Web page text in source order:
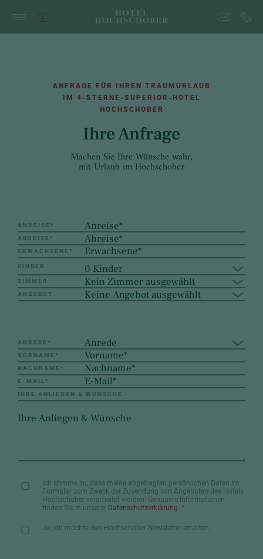
ANFRAGE FÜR IHREN TRAUMURLAUB
IM 4-STERNE-SUPERIOR-HOTEL
HOCHSCHOBER
Ihre Anfrage
Machen Sie Ihre Wünsche wahr,
mit Urlaub im Hochschober
ANREISE *
ABREISE *
ERWACHSENE *
KINDER 0 Kinder
ZIMMER Kein Zimmer ausgewählt
ANGEBOT Keine Angebot ausgewählt
ANREDE * Anrede
VORNAME *
NACHNAME *
E-MAIL *
IHRE ANLIEGEN & WÜNSCHE
Ich stimme zu, dass meine abgefragten persönlichen Daten im
Formular zum Zweck der Zusendung von Angeboten des Hotels
Hochschober verarbeitet werden. Genauere Informationen
finden Sie in unserer Datenschutzerklärung. *
Ja, ich möchte den Hochschober Newsletter erhalten.